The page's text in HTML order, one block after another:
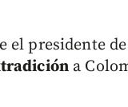
el presidente
a